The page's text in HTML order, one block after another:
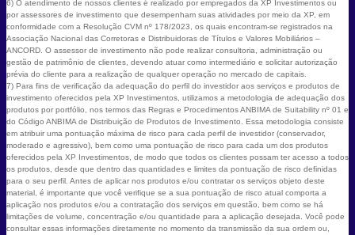
6) O atendimento de nossos clientes é realizado por empregados da XP Investimentos ou
por assessores de investimento que desempenham suas atividades por meio da XP, em
conformidade com a Resolução CVM nº 178/2023, os quais encontram-se registrados na
Associação Nacional das Corretoras e Distribuidoras de Títulos e Valores Mobiliários –
ANCORD. O assessor de investimento não pode realizar consultoria, administração ou
gestão de patrimônio de clientes, devendo atuar como intermediário e solicitar autorização
prévia do cliente para a realização de qualquer operação no mercado de capitais.
7) Para fins de verificação da adequação do perfil do investidor aos serviços e produtos de
investimento oferecidos pela XP Investimentos, utilizamos a metodologia de adequação dos
produtos por portfólio, nos termos das Regras e Procedimentos ANBIMA de Suitability nº 01 e
do Código ANBIMA de Distribuição de Produtos de Investimento. Essa metodologia consiste
em atribuir uma pontuação máxima de risco para cada perfil de investidor (conservador,
moderado e agressivo), bem como uma pontuação de risco para cada um dos produtos
oferecidos pela XP Investimentos, de modo que todos os clientes possam ter acesso a todos
os produtos, desde que dentro das quantidades e limites da pontuação de risco definidas
para o seu perfil. Antes de aplicar nos produtos e/ou contratar os serviços objeto deste
material, é importante que você verifique se a sua pontuação de risco atual comporta a
aplicação nos produtos e/ou a contratação dos serviços em questão, bem como se há
limitações de volume, concentração e/ou quantidade para a aplicação desejada. Você pode
consultar essas informações diretamente no momento da transmissão da sua ordem ou,